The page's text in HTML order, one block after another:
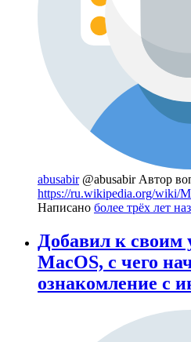
abusabir @abusabirАвтор
https://ru.wikipedia.org/wiki/
Написано более трёх лет
Добавил к своим
MacOS, с чего
ознакомление с